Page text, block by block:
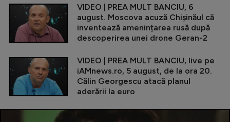
VIDEO | PREA MULT BANCIU, 6
august. Moscova acuză Chișinăul că
inventează amenințarea rusă după
descoperirea unei drone Geran-2
VIDEO | PREA MULT BANCIU, live pe
iAMnews.ro, 5 august, de la ora 20.
Călin Georgescu atacă planul
aderării la euro